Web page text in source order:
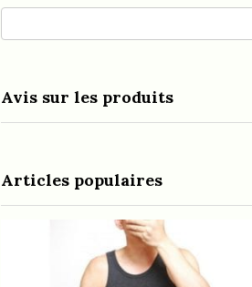
Avis sur les produits
Articles populaires